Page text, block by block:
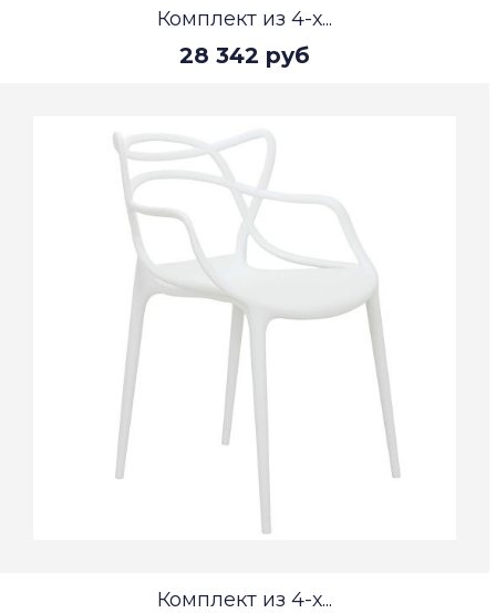
Комплект из 4-х...
28 342 руб
Комплект из 4-х...